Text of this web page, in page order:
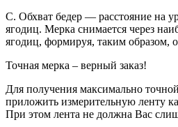
C. Обхват бедер — расстояние на
ягодиц. Мерка снимается через
ягодиц, формируя, таким образом,
Точная мерка – верный заказ!
Для получения максимально
приложить измерительную ленту
При этом лента не должна Вас